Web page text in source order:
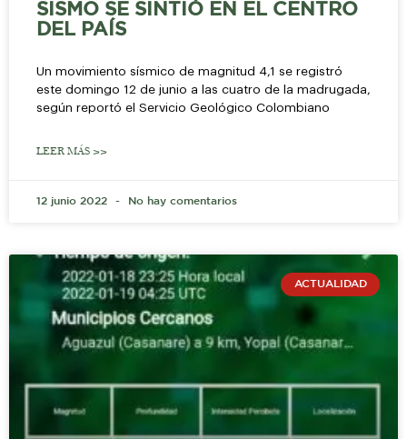
SISMO SE SINTIÓ EN EL CENTRO
DEL PAÍS
Un movimiento sísmico de magnitud 4,1 se registró
este domingo 12 de junio a las cuatro de la madrugada,
según reportó el Servicio Geológico Colombiano
LEER MÁS >>
12 junio 2022 No hay comentarios
ACTUALIDAD